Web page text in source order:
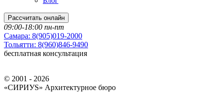
Рассчитать онлайн
09:00-18:00 пн-пт
Самара: 8(905)019-2000
Тольятти: 8(960)846-9490
бесплатная консультация
© 2001 - 2026
«СИРИУS» Архитектурное бюро